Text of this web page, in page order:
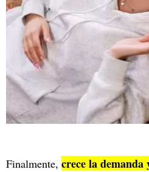
Finalmente, crece la demanda